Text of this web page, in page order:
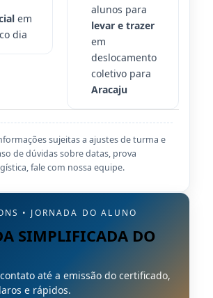
em
dia
alunos para
levar e trazer
em
deslocamento
coletivo para
Aracaju
sujeitas a ajustes de turma e
de dúvidas sobre datas, prova
fale com nossa equipe.
• JORNADA DO ALUNO
SIMPLIFICADA DO
até a emissão do certificado,
e rápidos.